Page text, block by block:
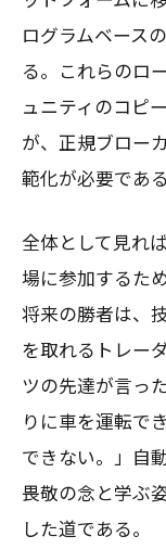
ログラムベース
る。これらのロ
ュニティのコピ
が、正規ブロー
範化が必要である
全体として見れ
場に参加するた
将来の勝者は、
を取れるトレー
ツの先達が言っ
りに車を運転で
できない。」自
畏敬の念と学ぶ
した道である。